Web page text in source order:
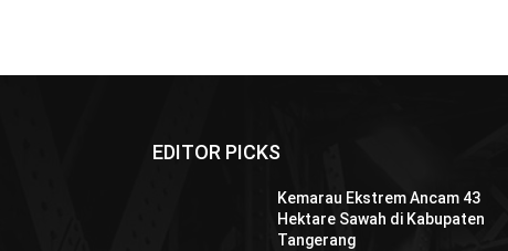
EDITOR PICKS
Kemarau Ekstrem Ancam 43
Hektare Sawah di Kabupaten
Tangerang